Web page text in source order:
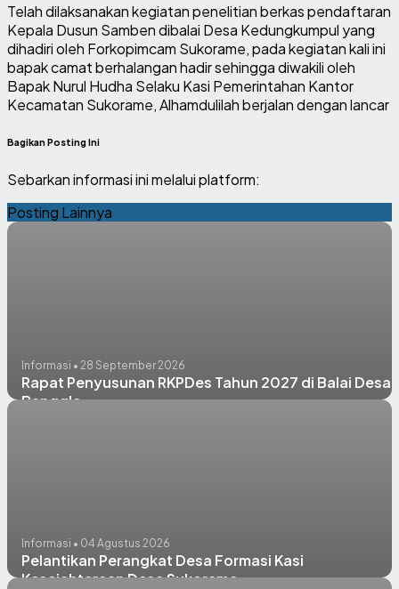
Telah dilaksanakan kegiatan penelitian berkas pendaftaran
Kepala Dusun Samben dibalai Desa Kedungkumpul yang
dihadiri oleh Forkopimcam Sukorame, pada kegiatan kali ini
bapak camat berhalangan hadir sehingga diwakili oleh
Bapak Nurul Hudha Selaku Kasi Pemerintahan Kantor
Kecamatan Sukorame, Alhamdulilah berjalan dengan lancar
Bagikan Posting Ini
Sebarkan informasi ini melalui platform:
Posting Lainnya
Informasi • 28 September 2026
Rapat Penyusunan RKPDes Tahun 2027 di Balai Desa
Banggle
Informasi • 04 Agustus 2026
Pelantikan Perangkat Desa Formasi Kasi
Kesejahteraan Desa Sukorame